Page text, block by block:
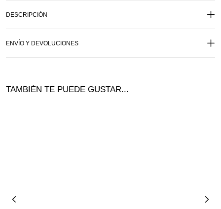
DESCRIPCIÓN
ENVÍO Y DEVOLUCIONES
TAMBIÉN TE PUEDE GUSTAR...